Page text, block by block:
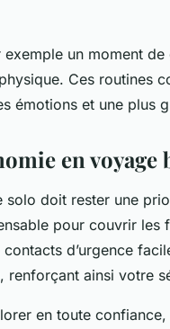
un moment de
Ces routines
émotions et une plus
en voyage
solo doit rester une
pour couvrir les
d’urgence
renforçant ainsi votre
en toute